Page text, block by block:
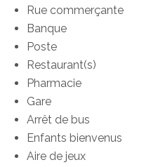
Rue commerçante
Banque
Poste
Restaurant(s)
Pharmacie
Gare
Arrêt de bus
Enfants bienvenus
Aire de jeux